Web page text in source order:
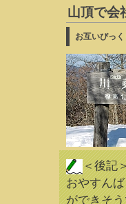
山頂で会
お互いびっ
＜後記
おやすん
ができそ